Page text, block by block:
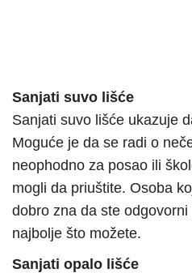
Sanjati suvo lišće
Sanjati suvo lišće ukazuje
Moguće je da se radi o
neophodno za posao ili
mogli da priuštite. Osoba
dobro zna da ste
najbolje što možete.
Sanjati opalo lišće